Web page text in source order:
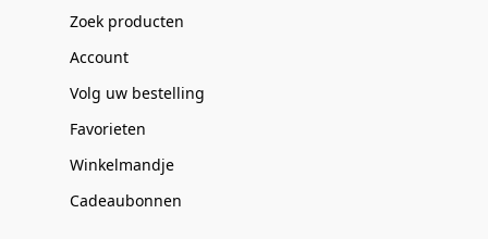
Zoek producten
Account
Volg uw bestelling
Favorieten
Winkelmandje
Cadeaubonnen